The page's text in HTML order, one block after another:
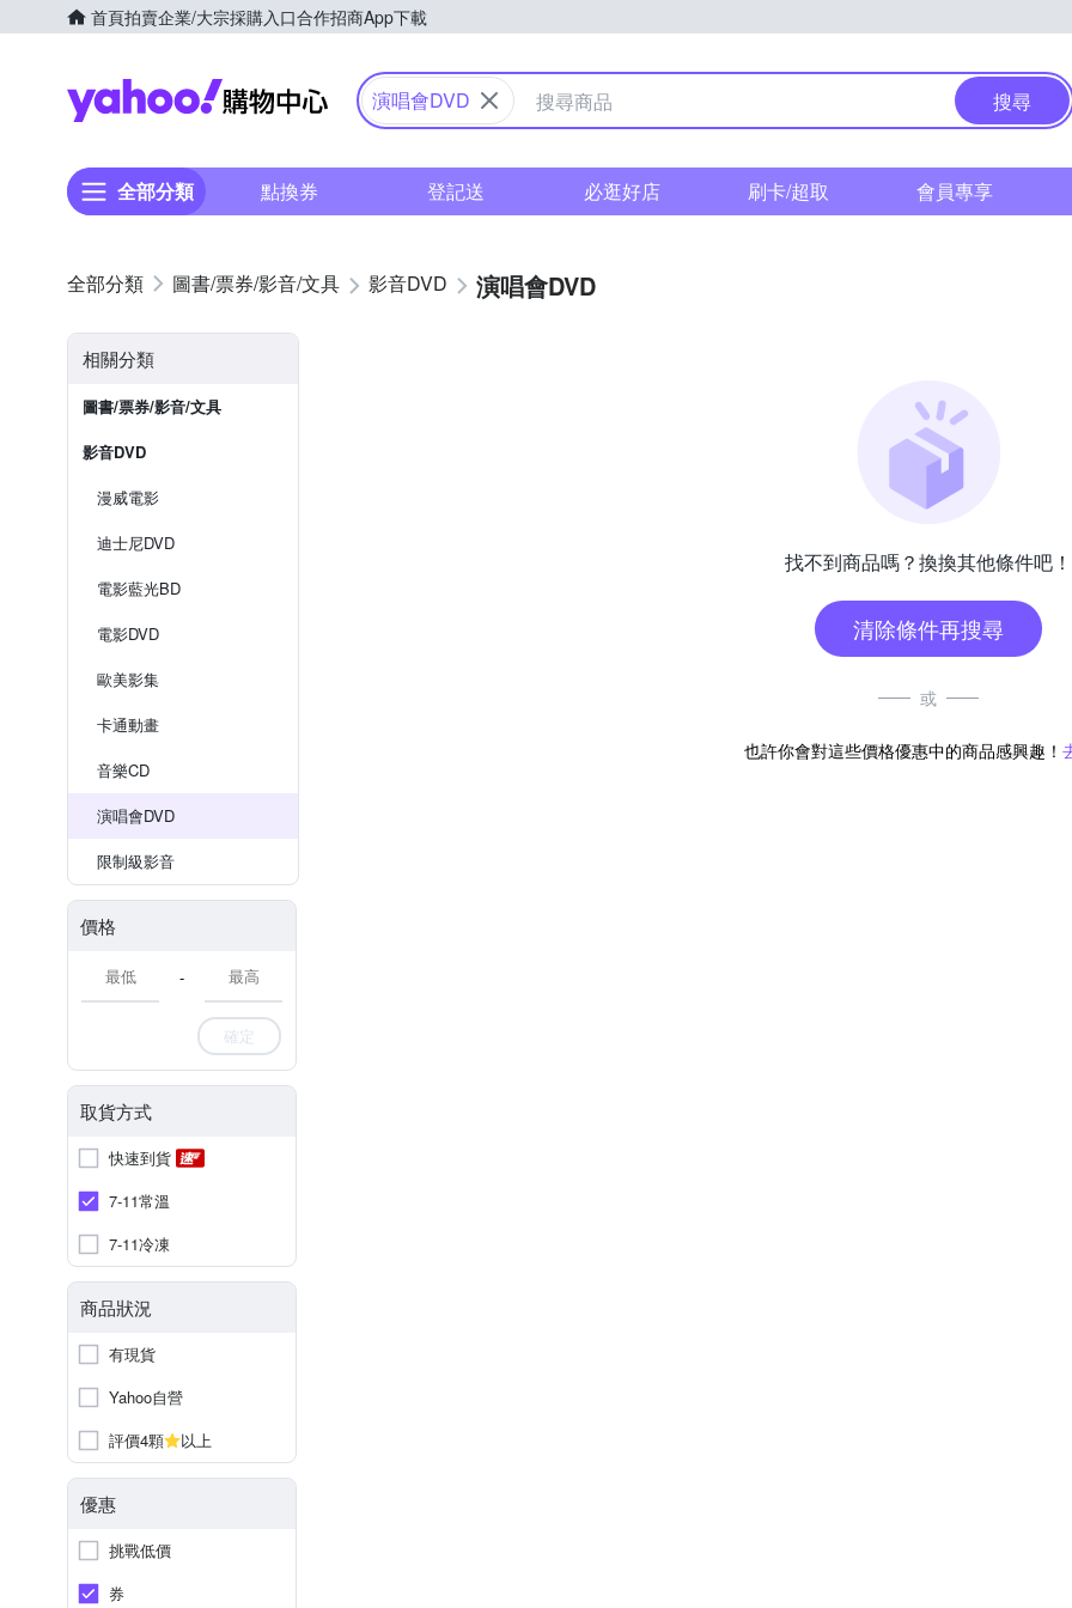
首頁拍賣企業/大宗採購入口合作招商App下載
Yahoo購物中心
演唱會DVD 搜尋
全部分類 點換券 登記送 必逛好店 刷卡/超取 會員專享
圖書/票券/影音/文具 影音DVD 演唱會DVD
相關分類
圖書/票券/影音/文具
影音DVD
漫威電影
迪士尼DVD
電影藍光BD
電影DVD
歐美影集
卡通動畫
音樂CD
演唱會DVD
限制級影音
價格
-
確定
取貨方式
快速到貨
7-11常溫
7-11冷凍
商品狀況
有現貨
Yahoo自營
評價4顆
以上
優惠
挑戰低價
券
找不到商品嗎？換換其他條件吧！
清除條件再搜尋
或
也許你會對這些價格優惠中的商品感興趣！